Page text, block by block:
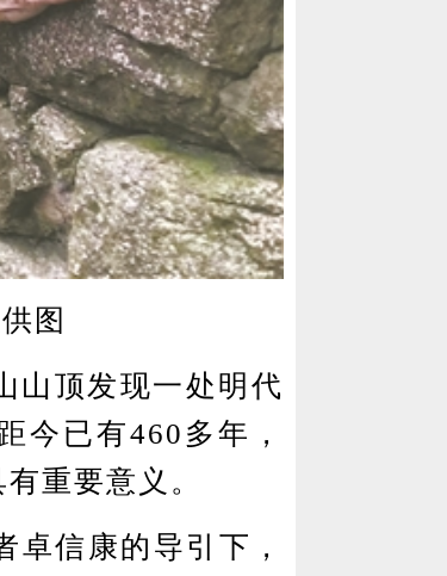
图
顶发现一处明代
今已有460多年，
重要意义。
信康的导引下，